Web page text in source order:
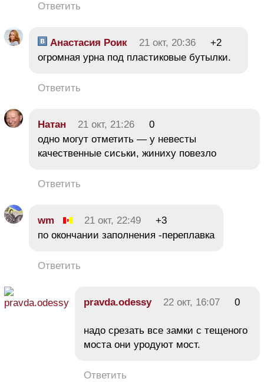
Ответить
Анастасия Роик 21 окт, 20:36
+2
огромная урна под пластиковые бутылки.
Ответить
Натан 21 окт, 21:26
0
одно могут отметить — у невесты
качественные сиськи, жиниху повезло
Ответить
wm 21 окт, 22:49
+3
по окончании заполнения -переплавка
Ответить
pravda.odessy 22 окт, 16:07 0
надо срезать все замки с тещеного
моста они уродуют мост.
Ответить